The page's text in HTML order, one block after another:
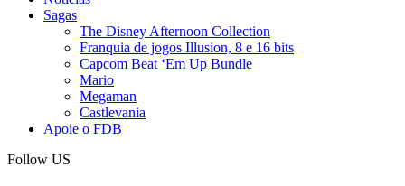
Sagas
The Disney Afternoon Collection
Franquia de jogos Illusion, 8 e 16 bits
Capcom Beat ‘Em Up Bundle
Mario
Megaman
Castlevania
Apoie o FDB
Follow US